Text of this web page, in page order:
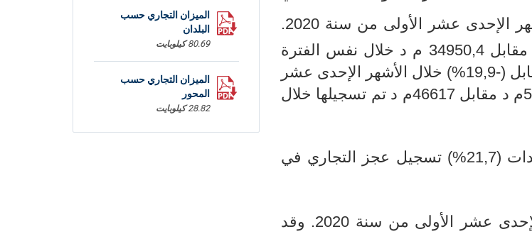
من سنة 2020.
وقد بلغت قيمة الصادرات 42069,9 مليون دينارا (م د) مقابل 34950,4 م د خلال نفس الفترة
%) مقابل (-19,9%) خلال الأشهر الإحدى عشر
من سنة 2020. وقد بلغت قيمة الواردات 56723,4م د مقابل 46617م د تم تسجيلها خلال
(21,7
%) تسجيل عجز التجاري في
عشر الأولى
من سنة 2020. وقد
الميزان التجاري حسب
البلدان
80.69 كيلوبايت
الميزان التجاري حسب
المحور
28.82 كيلوبايت